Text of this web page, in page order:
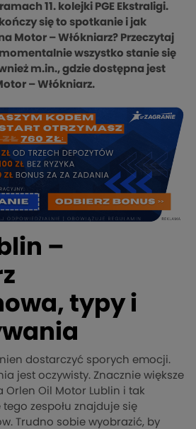
11. kolejki PGE Ekstraligi.
się to spotkanie i jak
Motor – Włókniarz? Przeczytaj
wszystko stanie się
m.in., gdzie dostępna jest
– Włókniarz.
–
typy i
dostarczyć sporych emocji.
jest oczywisty. Znacznie większe
Orlen Oil Motor Lublin i tak
zespołu znajduje się
Trudno sobie wyobrazić, by